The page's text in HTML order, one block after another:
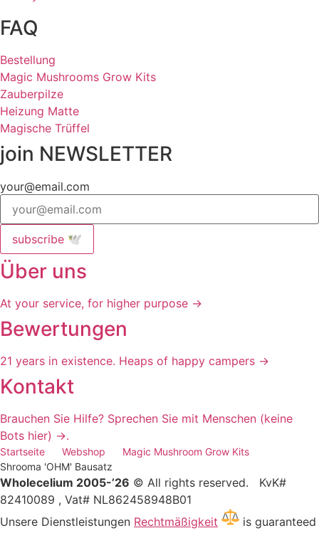
FAQ
Bestellung
Magic Mushrooms Grow Kits
Zauberpilze
Heizung Matte
Magische Trüffel
join NEWSLETTER
your@email.com
subscribe 🕊️
Über uns
At your service, for higher purpose →
Bewertungen
21 years in existence. Heaps of happy campers →
Kontakt
Brauchen Sie Hilfe? Sprechen Sie mit Menschen (keine
Bots hier) →.
Startseite Webshop
Magic Mushroom Grow Kits
Shrooma 'OHM' Bausatz
Wholecelium 2005-’26 ©️ All rights reserved. KvK#
82410089 , Vat# NL862458948B01
Unsere Dienstleistungen Rechtmäßigkeit
is guaranteed